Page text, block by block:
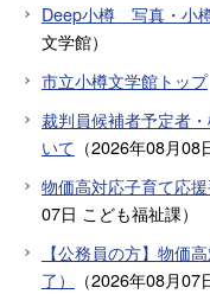
Deep小樽 写真・小
文学館）
市立小樽文学館トップ
裁判員候補者予定者
いて （2026年08月08
物価高対応子育て応
07日 こども福祉課）
【公務員の方】物価
了）
（2026年08月07